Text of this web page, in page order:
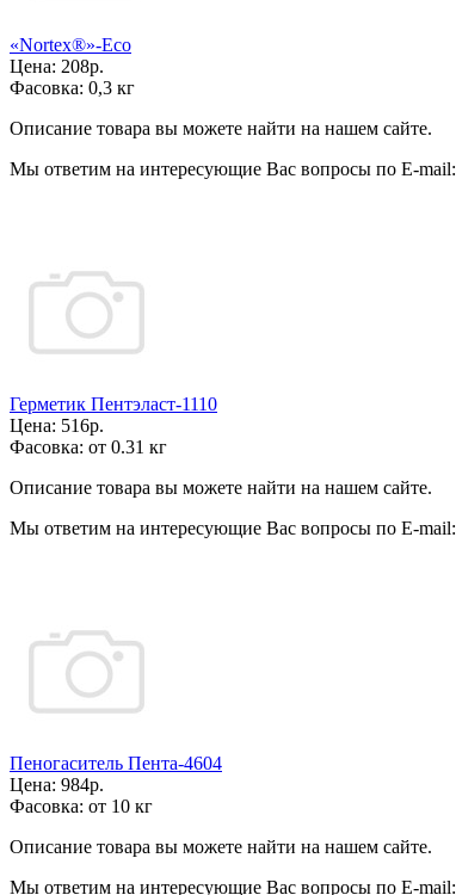
«Nortex®»-Eco
Цена: 208р.
Фасовка: 0,3 кг
Описание товара вы можете найти на нашем сайте.
Мы ответим на интересующие Вас вопросы по E-mail:
Герметик Пентэласт-1110
Цена: 516р.
Фасовка: от 0.31 кг
Описание товара вы можете найти на нашем сайте.
Мы ответим на интересующие Вас вопросы по E-mail:
Пеногаситель Пента-4604
Цена: 984р.
Фасовка: от 10 кг
Описание товара вы можете найти на нашем сайте.
Мы ответим на интересующие Вас вопросы по E-mail: